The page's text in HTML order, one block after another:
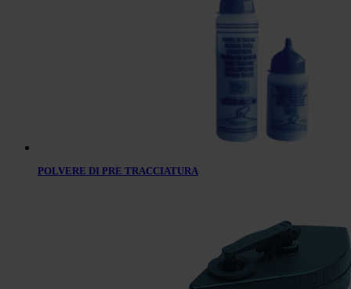
POLVERE DI PRE TRACCIATURA